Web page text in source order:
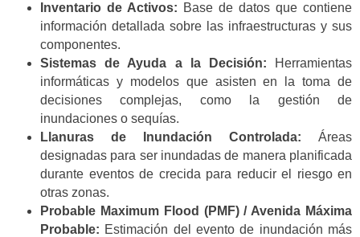
Inventario de Activos: Base de datos que contiene
información detallada sobre las infraestructuras y sus
componentes.
Sistemas de Ayuda a la Decisión: Herramientas
informáticas y modelos que asisten en la toma de
decisiones complejas, como la gestión de
inundaciones o sequías.
Llanuras de Inundación Controlada: Áreas
designadas para ser inundadas de manera planificada
durante eventos de crecida para reducir el riesgo en
otras zonas.
Probable Maximum Flood (PMF) / Avenida Máxima
Probable: Estimación del evento de inundación más